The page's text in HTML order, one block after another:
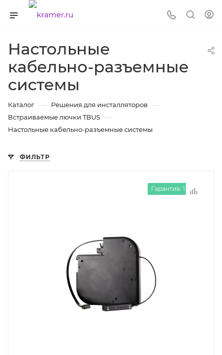
Настольные
кабельно-разъемные
системы
Каталог — Решения для инсталляторов —
Встраиваемые лючки TBUS —
Настольные кабельно-разъемные системы
ФИЛЬТР
Гарантия: 1 год